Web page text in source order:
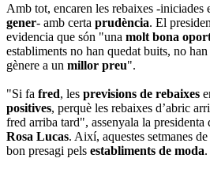
Amb tot, encaren les rebaixes -iniciades
gener- amb certa prudència. El
evidencia que són "una molt bona
establiments no han quedat buits, no
gènere a un millor preu".
"Si fa fred, les previsions de rebaixes
positives, perquè les rebaixes d’abric
fred arriba tard", assenyala la
Rosa Lucas. Així, aquestes setmanes
bon presagi pels establiments de moda.